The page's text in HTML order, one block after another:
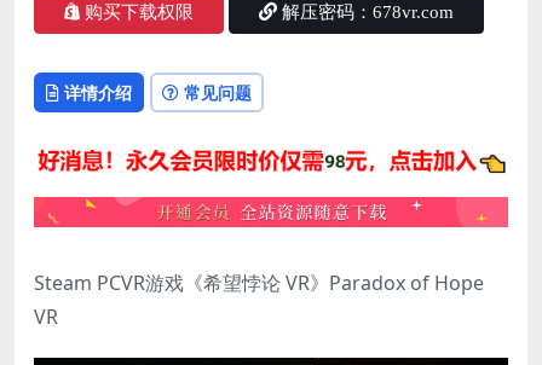
购买下载权限 解压密码：678vr.com
详情介绍 常见问题
Steam PCVR游戏《希望悖论 VR》Paradox of Hope
VR